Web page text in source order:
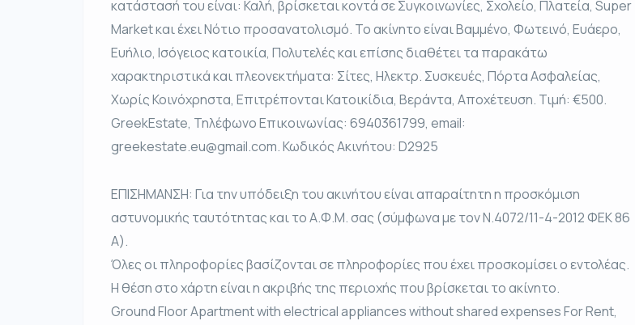
κατάστασή του είναι: Καλή, βρίσκεται κοντά σε Συγκοινωνίες, Σχολείο, Πλατεία, Super
Market και έχει Νότιο προσανατολισμό. Το ακίνητο είναι Βαμμένο, Φωτεινό, Ευάερο,
Ευήλιο, Ισόγειος κατοικία, Πολυτελές και επίσης διαθέτει τα παρακάτω
χαρακτηριστικά και πλεονεκτήματα: Σίτες, Ηλεκτρ. Συσκευές, Πόρτα Ασφαλείας,
Χωρίς Κοινόχρηστα, Επιτρέπονται Κατοικίδια, Βεράντα, Αποχέτευση. Τιμή: €500.
GreekEstate, Τηλέφωνο Επικοινωνίας: 6940361799, email:
greekestate.eu@gmail.com. Κωδικός Ακινήτου: D2925
ΕΠΙΣΗΜΑΝΣΗ: Για την υπόδειξη του ακινήτου είναι απαραίτητη η προσκόμιση
αστυνομικής ταυτότητας και το Α.Φ.Μ. σας (σύμφωνα με τον Ν.4072/11-4-2012 ΦΕΚ 86
Α).
Όλες οι πληροφορίες βασίζονται σε πληροφορίες που έχει προσκομίσει ο εντολέας.
Η θέση στο χάρτη είναι η ακριβής της περιοχής που βρίσκεται το ακίνητο.
Ground Floor Apartment with electrical appliances without shared expenses For Rent,